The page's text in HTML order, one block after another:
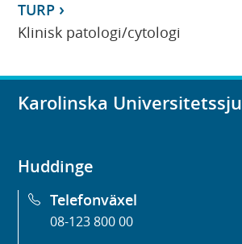
TURP
Klinisk patologi/cytologi
Karolinska
Huddinge
Telefonväxel
08-123 800 00